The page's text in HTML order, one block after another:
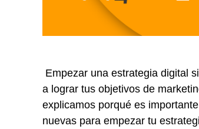
Empezar una estrategia digital
a lograr tus objetivos de
explicamos porqué es
nuevas para empezar tu